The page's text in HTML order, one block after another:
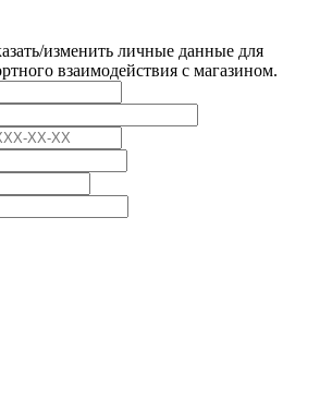
изменить личные данные для
взаимодействия с магазином.